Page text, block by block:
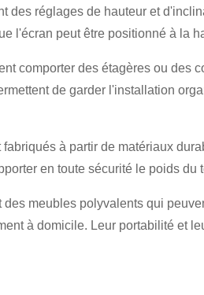
des réglages de hauteur et
l'écran peut être positionné à la
comporter des étagères ou des
de garder l'installation
à partir de matériaux
en toute sécurité le poids du
meubles polyvalents qui
à domicile. Leur portabilité et
CHOISISSEZ
Je suis
Client de
VÉRIFIEZ VOTRE
Avant de soumettre,
est CORRECT.Des
Nous avons
informations pour
Une fois votre